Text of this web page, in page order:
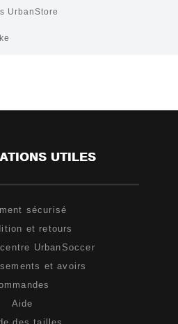
UrbanStore
UTILES
sécurisé
et retours
UrbanSoccer
et avoirs
Aide